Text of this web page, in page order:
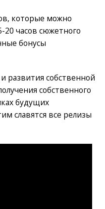
которые можно
20 часов сюжетного
бонусы
развития собственной
собственного
будущих
славятся все релизы